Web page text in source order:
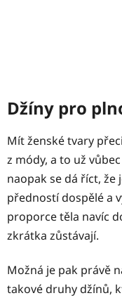
Džíny pro
Mít ženské tvary
z módy, a to už
naopak se dá říct, že
předností dospělé a
proporce těla navíc
zkrátka zůstávají.
Možná je pak právě
takové druhy džínů,